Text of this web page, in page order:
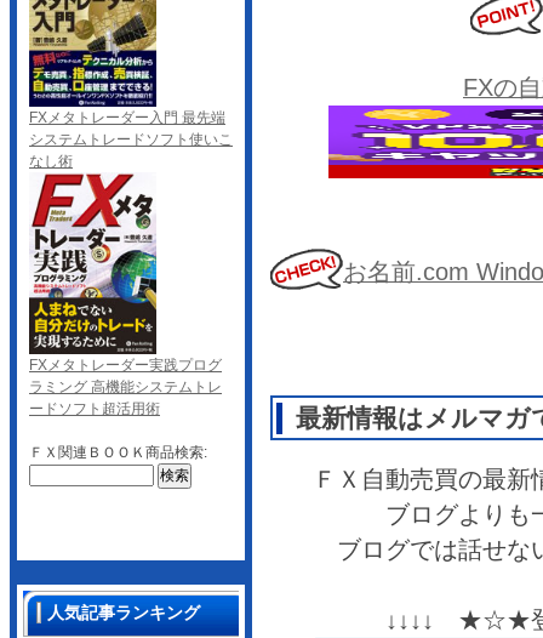
FXの
お名前.com
最新情報はメルマガ
ＦＸ自動売買の最
ブログよりも
ブログでは話せな
↓↓↓↓ ★☆★
FXメタトレーダー入門 最先端
システムトレードソフト使いこ
なし術
FXメタトレーダー実践プログ
ラミング 高機能システムトレ
ードソフト超活用術
ＦＸ関連ＢＯＯＫ商品検索:
人気記事ランキング